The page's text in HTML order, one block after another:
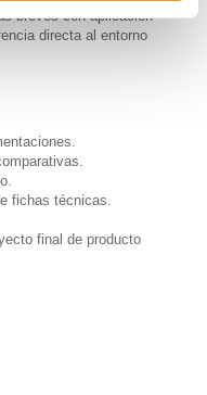
breves con aplicación
directa al entorno
fichas técnicas.
final de producto